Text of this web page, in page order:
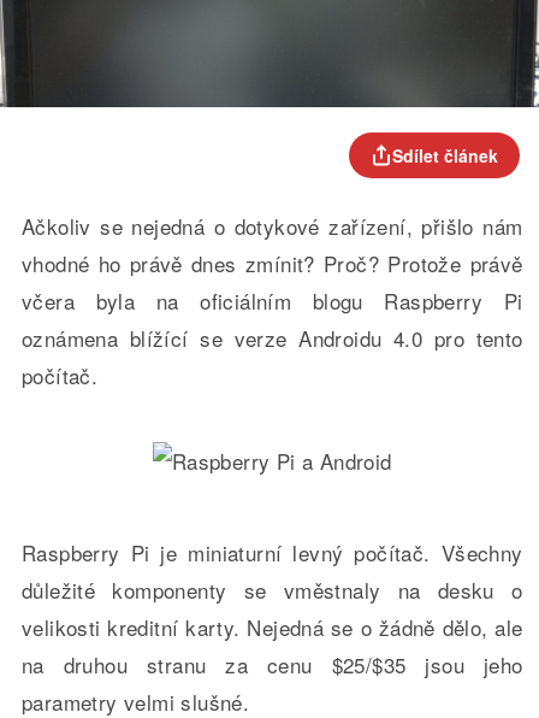
Sdílet článek
Ačkoliv se nejedná o dotykové zařízení, přišlo nám
vhodné ho právě dnes zmínit? Proč? Protože právě
včera byla na oficiálním blogu Raspberry Pi
oznámena blížící se verze Androidu 4.0 pro tento
počítač.
Raspberry Pi je miniaturní levný počítač. Všechny
důležité komponenty se vměstnaly na desku o
velikosti kreditní karty. Nejedná se o žádně dělo, ale
na druhou stranu za cenu $25/$35 jsou jeho
parametry velmi slušné.